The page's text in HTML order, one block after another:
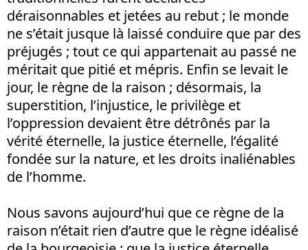
déraisonnables et jetées au rebut ; le monde
ne s’était jusque là laissé conduire que par des
préjugés ; tout ce qui appartenait au passé ne
méritait que pitié et mépris. Enfin se levait le
jour, le règne de la raison ; désormais, la
superstition, l’injustice, le privilège et
l’oppression devaient être détrônés par la
vérité éternelle, la justice éternelle, l’égalité
fondée sur la nature, et les droits inaliénables
de l’homme.
Nous savons aujourd’hui que ce règne de la
raison n’était rien d’autre que le règne idéalisé